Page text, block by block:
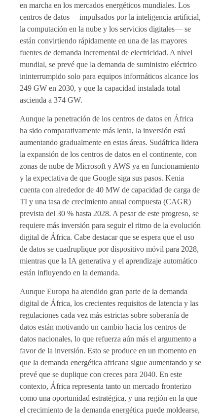
en marcha en los mercados energéticos mundiales. Los
centros de datos —impulsados por la inteligencia artificial,
la computación en la nube y los servicios digitales— se
están convirtiendo rápidamente en una de las mayores
fuentes de demanda incremental de electricidad. A nivel
mundial, se prevé que la demanda de suministro eléctrico
ininterrumpido solo para equipos informáticos alcance los
249 GW en 2030, y que la capacidad instalada total
ascienda a 374 GW.
Aunque la penetración de los centros de datos en África
ha sido comparativamente más lenta, la inversión está
aumentando gradualmente en estas áreas. Sudáfrica lidera
la expansión de los centros de datos en el continente, con
zonas de nube de Microsoft y AWS ya en funcionamiento
y la expectativa de que Google siga sus pasos. Kenia
cuenta con alrededor de 40 MW de capacidad de carga de
TI y una tasa de crecimiento anual compuesta (CAGR)
prevista del 30 % hasta 2028. A pesar de este progreso, se
requiere más inversión para seguir el ritmo de la evolución
digital de África. Cabe destacar que se espera que el uso
de datos se cuadruplique por dispositivo móvil para 2028,
mientras que la IA generativa y el aprendizaje automático
están influyendo en la demanda.
Aunque Europa ha atendido gran parte de la demanda
digital de África, los crecientes requisitos de latencia y las
regulaciones cada vez más estrictas sobre soberanía de
datos están motivando un cambio hacia los centros de
datos nacionales, lo que refuerza aún más el argumento a
favor de la inversión. Esto se produce en un momento en
que la demanda energética africana sigue aumentando y se
prevé que se duplique con creces para 2040. En este
contexto, África representa tanto un mercado fronterizo
como una oportunidad estratégica, y una región en la que
el crecimiento de la demanda energética puede moldearse,